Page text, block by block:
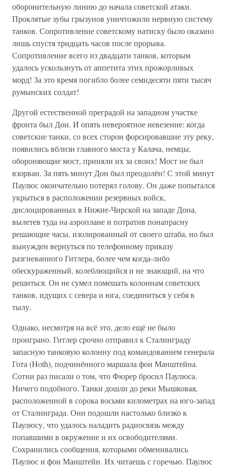
оборонительную линию до начала советской атаки.
Проклятые зубы грызунов уничтожили нервную систему
танков. Сопротивление советскому натиску было оказано
лишь спустя тридцать часов после прорыва.
Сопротивление всего из двадцати танков, которым
удалось ускользнуть от аппетита этих прожорливых
морд! За это время погибло более семидесяти пяти тысяч
румынских солдат!
Другой естественной преградой на западном участке
фронта был Дон. И опять невероятное невезение: когда
советские танки, со всех сторон форсировавшие эту реку,
появились вблизи главного моста у Калача, немцы,
обороняющие мост, приняли их за своих! Мост не был
взорван. За пять минут Дон был преодолён! С этой минут
Паулюс окончательно потерял голову. Он даже попытался
укрыться в расположении резервных войск,
дислоцированных в Нижне-Чирской на западе Дона,
вылетев туда на аэроплане и потратив понапрасну
решающие часы, изолированный от своего штаба, но был
вынужден вернуться по телефонному приказу
разгневанного Гитлера, более чем когда-либо
обескураженный, колеблющийся и не знающий, на что
решиться. Он не сумел помешать колоннам советских
танков, идущих с севера и юга, соединиться у себя в
тылу.
Однако, несмотря на всё это, дело ещё не было
проиграно. Гитлер срочно отправил к Сталинграду
запасную танковую колонну под командованием генерала
Гота (Hoth), подчинённого маршала фон Манштейна.
Сотни раз писали о том, что Фюрер бросил Паулюса.
Ничего подобного. Танки дошли до реки Мышковая,
расположенной в сорока восьми километрах на юго-запад
от Сталинграда. Они подошли настолько близко к
Паулюсу, что удалось наладить радиосвязь между
попавшими в окружение и их освободителями.
Сохранились сообщения, которыми обменивались
Паулюс и фон Манштейн. Их читаешь с горечью. Паулюс